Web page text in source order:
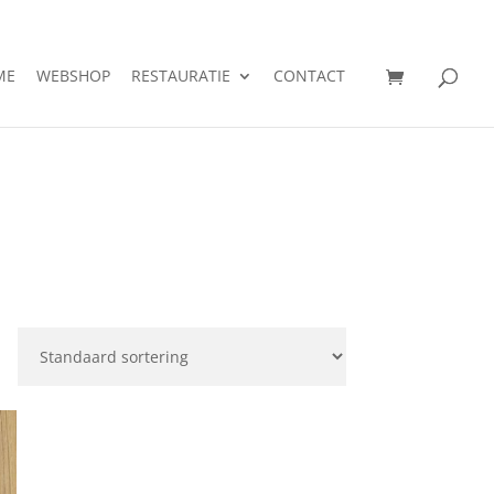
WEBSHOP RESTAURATIE CONTACT